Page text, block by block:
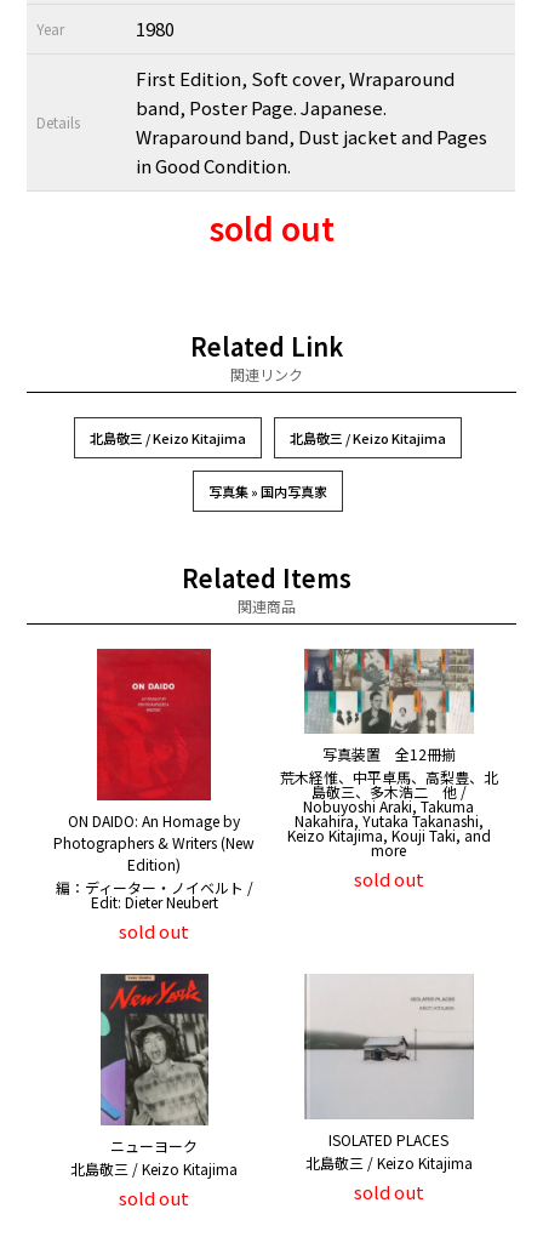
Year 1980
Details
First Edition, Soft cover, Wraparound
band, Poster Page. Japanese.
Wraparound band, Dust jacket and Pages
in Good Condition.
sold out
Related Link
関連リンク
北島敬三 / Keizo Kitajima 北島敬三 / Keizo Kitajima
写真集 » 国内写真家
Related Items
関連商品
ON DAIDO: An Homage by
Photographers & Writers (New
Edition)
編：ディーター・ノイベルト /
Edit: Dieter Neubert
sold out
写真装置 全12冊揃
荒木経惟、中平卓馬、高梨豊、北
島敬三、多木浩二 他 /
Nobuyoshi Araki, Takuma
Nakahira, Yutaka Takanashi,
Keizo Kitajima, Kouji Taki, and
more
sold out
ニューヨーク
北島敬三 / Keizo Kitajima
sold out
ISOLATED PLACES
北島敬三 / Keizo Kitajima
sold out